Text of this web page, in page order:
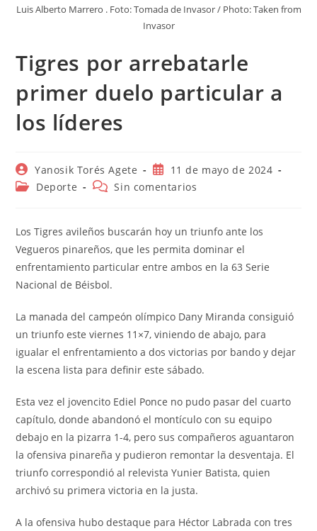
Luis Alberto Marrero . Foto: Tomada de Invasor / Photo: Taken from
Invasor
Tigres por arrebatarle
primer duelo particular a
los líderes
Autor
de
Yanosik Torés Agete
Publicación
de
11 de mayo de 2024
Categoría
entrada:
Deporte
Comentarios
entrada:
Sin comentarios
Los Tigres avileños buscarán hoy un triunfo ante los
Vegueros pinareños, que les permita dominar el
enfrentamiento particular entre ambos en la 63 Serie
Nacional de Béisbol.
La manada del campeón olímpico Dany Miranda consiguió
un triunfo este viernes 11×7, viniendo de abajo, para
igualar el enfrentamiento a dos victorias por bando y dejar
la escena lista para definir este sábado.
Esta vez el jovencito Ediel Ponce no pudo pasar del cuarto
capítulo, donde abandonó el montículo con su equipo
debajo en la pizarra 1-4, pero sus compañeros aguantaron
la ofensiva pinareña y pudieron remontar la desventaja. El
triunfo correspondió al relevista Yunier Batista, quien
archivó su primera victoria en la justa.
A la ofensiva hubo destaque para Héctor Labrada con tres